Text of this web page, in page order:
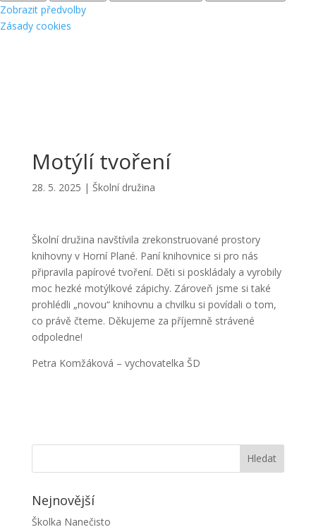
Zobrazit předvolby
Zásady cookies
Motýlí tvoření
28. 5. 2025 | Školní družina
Školní družina navštívila zrekonstruované prostory
knihovny v Horní Plané. Paní knihovnice si pro nás
připravila papírové tvoření. Děti si poskládaly a vyrobily
moc hezké motýlkové zápichy. Zároveň jsme si také
prohlédli „novou“ knihovnu a chvilku si povídali o tom,
co právě čteme. Děkujeme za příjemně strávené
odpoledne!
Petra Komžáková – vychovatelka ŠD
Nejnovější
Školka Nanečisto